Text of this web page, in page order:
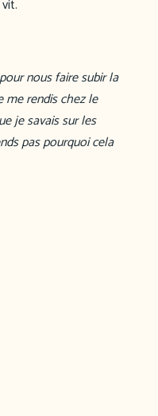
nous faire subir la
me rendis chez le
je savais sur les
pas pourquoi cela